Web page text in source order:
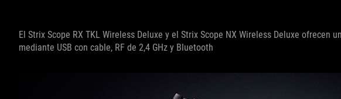
El Strix Scope RX TKL Wireless Deluxe y el Strix Scope NX Wireless Deluxe ofrecen
mediante USB con cable, RF de 2,4 GHz y Bluetooth